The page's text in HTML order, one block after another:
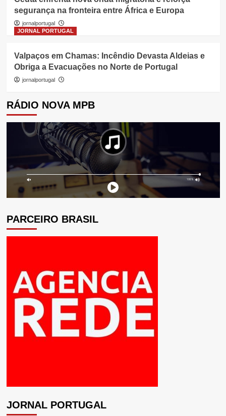
segurança na fronteira entre África e Europa
jornalportugal
JORNAL PORTUGAL
Valpaços em Chamas: Incêndio Devasta Aldeias e
Obriga a Evacuações no Norte de Portugal
jornalportugal
RÁDIO NOVA MPB
PARCEIRO BRASIL
JORNAL PORTUGAL